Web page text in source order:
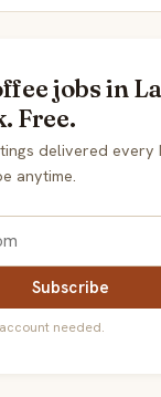
jobs in
Free.
delivered every
anytime.
Subscribe
needed.